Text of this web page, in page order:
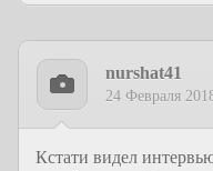
nurshat41
24 Февраля
Кстати видел